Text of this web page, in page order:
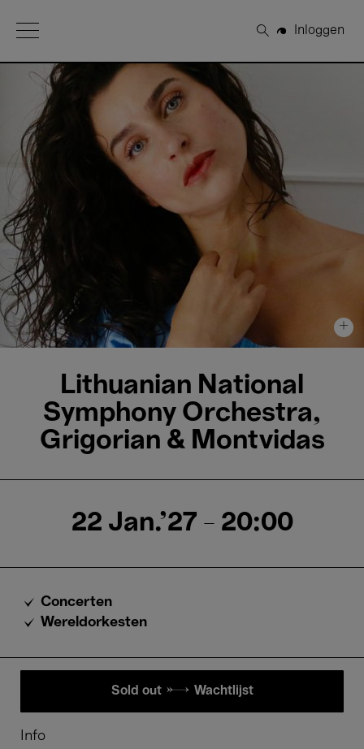
Open Menu
Zoeken
Inloggen
+
Lithuanian National
Symphony Orchestra,
Grigorian & Montvidas
22 Jan.'27 - 20:00
Concerten
Wereldorkesten
Info
Sold out → Wachtlijst